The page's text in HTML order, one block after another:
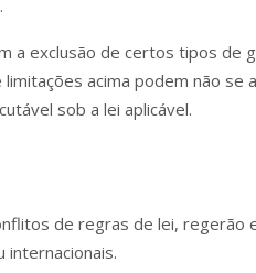
a exclusão de certos tipos
acima podem não
sob a lei aplicável.
de regras de lei,
internacionais.